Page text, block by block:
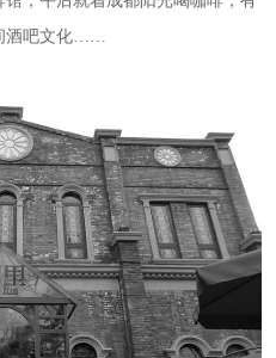
酒吧文化……